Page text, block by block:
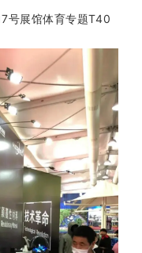
号展馆体育专题T40